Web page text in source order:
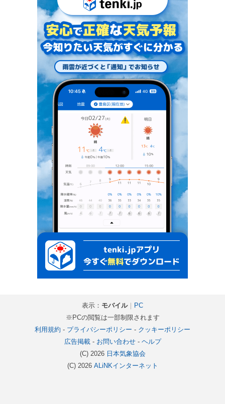
表示： モバイル｜
PC
※PCの閲覧は一部制限されます
利用規約 - プライバシーポリシー - クッキーポリシー
広告掲載- お問い合わせ- ヘルプ
(C) 2026 日本気象協会
(C) 2026 ALiNKインターネット